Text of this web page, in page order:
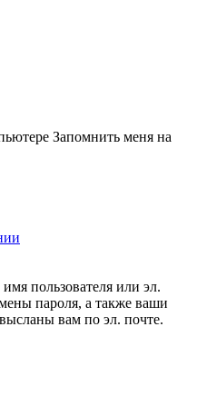
Запомнить меня на
пользователя или эл.
пароля, а также ваши
вам по эл. почте.